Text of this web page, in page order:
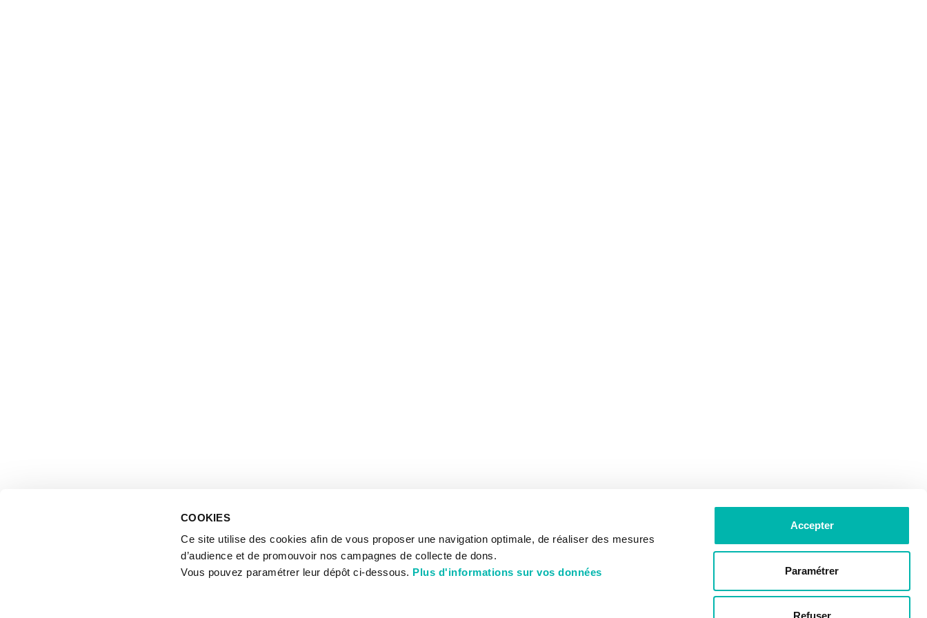
COOKIES
Ce site utilise des cookies afin de vous proposer une navigation optimale, de réaliser des mesures
d’audience et de promouvoir nos campagnes de collecte de dons.
Vous pouvez paramétrer leur dépôt ci-dessous. Plus d'informations sur vos données
Accepter
Paramétrer
Refuser